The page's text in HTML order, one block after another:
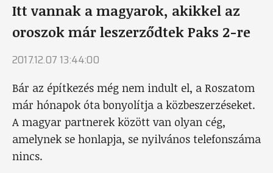
Itt vannak a magyarok, akikkel az
oroszok már leszerződtek Paks 2-re
2017.12.07 13:44:00
Bár az építkezés még nem indult el, a Roszatom
már hónapok óta bonyolítja a közbeszerzéseket.
A magyar partnerek között van olyan cég,
amelynek se honlapja, se nyilvános telefonszáma
nincs.